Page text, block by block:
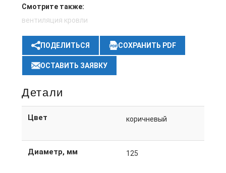
Смотрите также:
вентиляция кровли
ПОДЕЛИТЬСЯ СОХРАНИТЬ PDF
ОСТАВИТЬ ЗАЯВКУ
Детали
Цвет коричневый
Диаметр, мм 125